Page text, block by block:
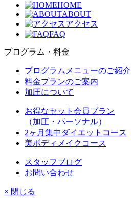
HOME
ABOUT
アクセス
FAQ
プログラム・料金
プログラムメニューのご紹介
料金プランのご案内
加圧について
お得なセット会員プラン
（加圧・パーソナル）
2ヶ月集中ダイエットコース
美ボディメイクコース
スタッフブログ
お問い合わせ
× 閉じる